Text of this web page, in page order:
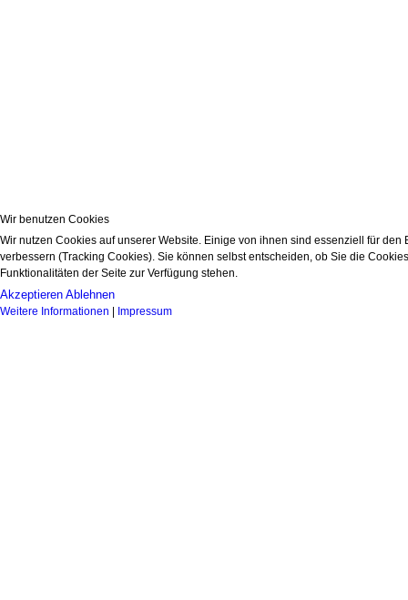
Wir benutzen Cookies
Wir nutzen Cookies auf unserer Website. Einige von ihnen sind essenziell für
verbessern (Tracking Cookies). Sie können selbst entscheiden, ob Sie die
Funktionalitäten der Seite zur Verfügung stehen.
Akzeptieren Ablehnen
Weitere Informationen Impressum